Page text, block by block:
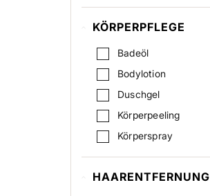
KÖRPERPFLEGE
Badeöl
Bodylotion
Duschgel
Körperpeeling
Körperspray
Körperöl
HAARENTFERNUNG